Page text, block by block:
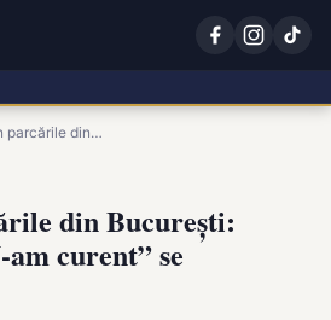
parcările din…
din București:
curent” se